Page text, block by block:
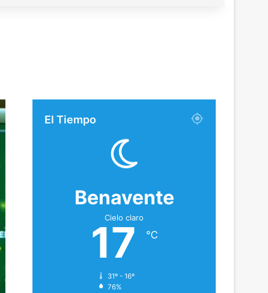
El Tiempo
Benavente
Cielo claro
17 ℃
31º - 16º
76%